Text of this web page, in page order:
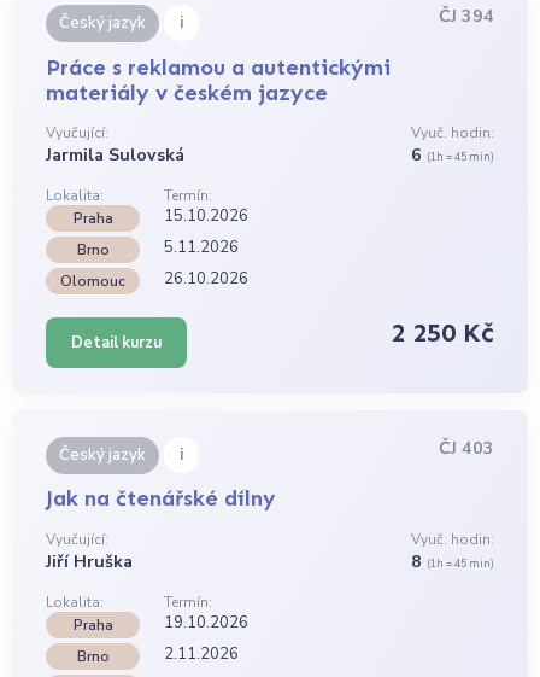
Český jazyk i ČJ 394
Práce s reklamou a autentickými
materiály v českém jazyce
Vyučující:
Jarmila Sulovská
Vyuč. hodin:
6 (1h = 45 min)
Lokalita:
Termín:
Praha
15.10.2026
Brno 5.11.2026
Olomouc 26.10.2026
Detail kurzu 2 250 Kč
Český jazyk i ČJ 403
Jak na čtenářské dílny
Vyučující:
Jiří Hruška
Vyuč. hodin:
8 (1h = 45 min)
Lokalita:
Termín:
Praha
19.10.2026
Brno
2.11.2026